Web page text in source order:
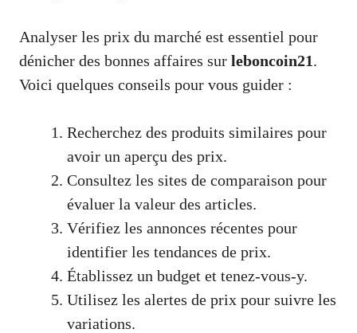
Analyser les prix du marché est essentiel pour
dénicher des bonnes affaires sur leboncoin21.
Voici quelques conseils pour vous guider :
Recherchez des produits similaires pour
avoir un aperçu des prix.
Consultez les sites de comparaison pour
évaluer la valeur des articles.
Vérifiez les annonces récentes pour
identifier les tendances de prix.
Établissez un budget et tenez-vous-y.
Utilisez les alertes de prix pour suivre les
variations.